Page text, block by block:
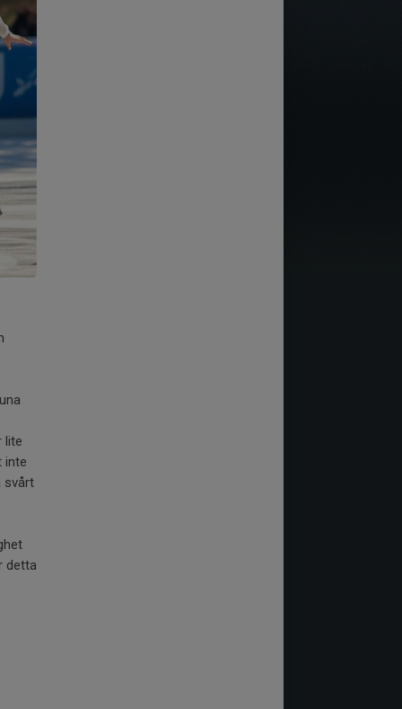
lite
inte
svårt
detta